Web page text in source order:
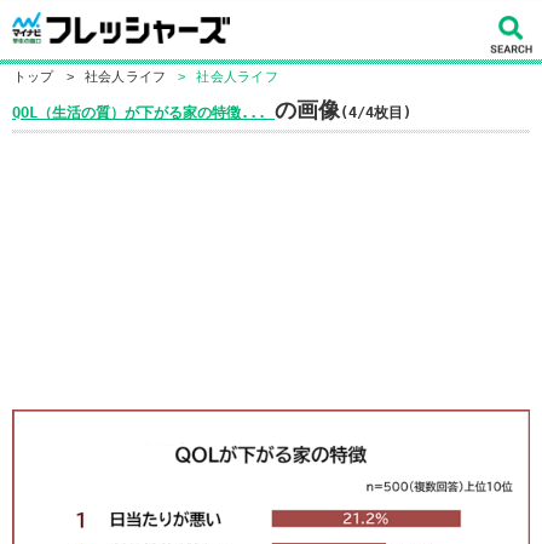
トップ > 社会人ライフ > 社会人ライフ
QOL（生活の質）が下がる家の特徴... の画像(4/4枚目)